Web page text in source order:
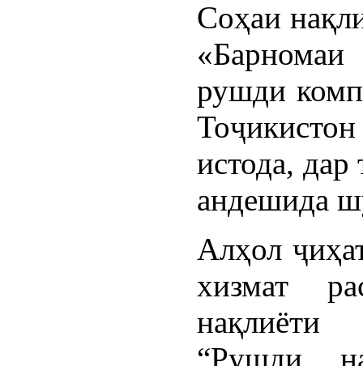
Соҳаи
рушди
истода, дар
андешида
Алҳол
хизмат
“Рушди